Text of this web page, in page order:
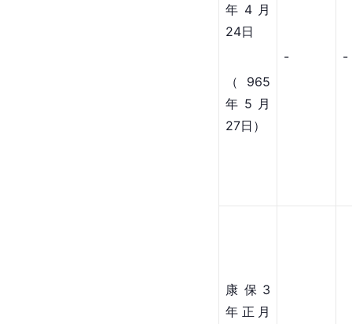
年4月
24日
（965
年5月
27日）
- -
康保3
年正月